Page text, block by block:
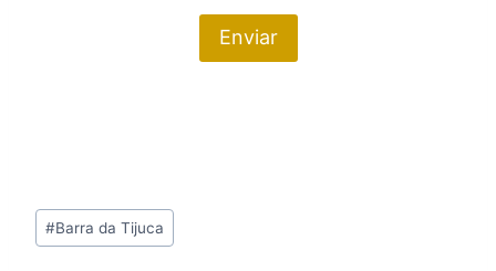
Tags
do
#Barra da Tijuca